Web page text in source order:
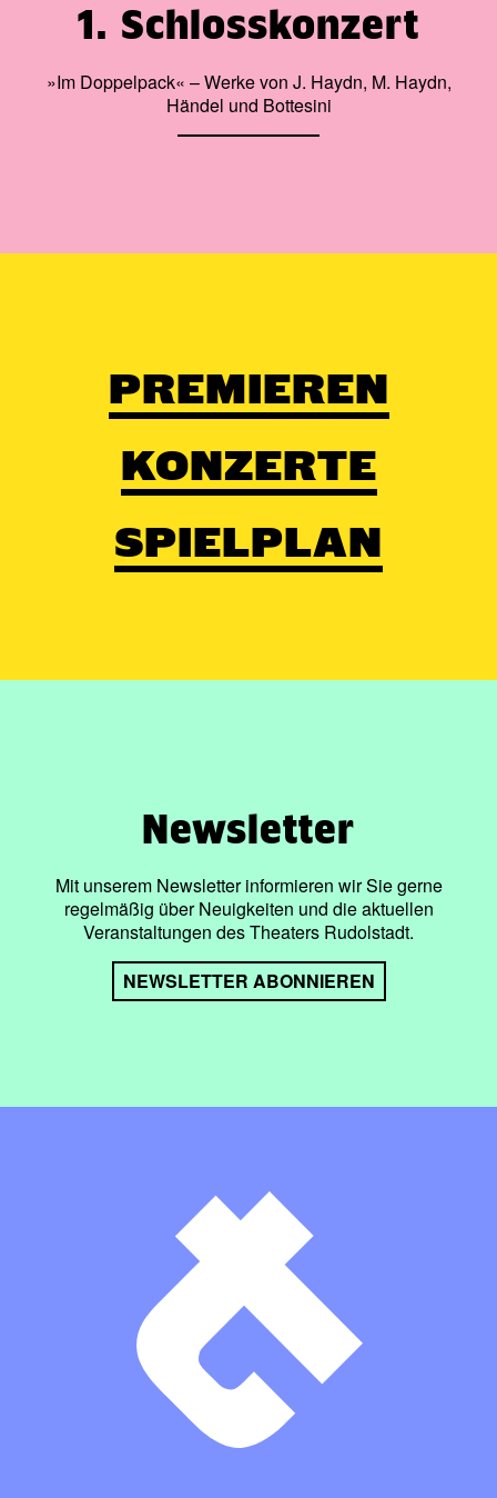
1. Schlosskonzert
»Im Doppelpack« – Werke von J. Haydn, M. Haydn,
Händel und Bottesini
PREMIEREN
KONZERTE
SPIELPLAN
Newsletter
Mit unserem Newsletter informieren wir Sie gerne
regelmäßig über Neuigkeiten und die aktuellen
Veranstaltungen des Theaters Rudolstadt.
NEWSLETTER ABONNIEREN